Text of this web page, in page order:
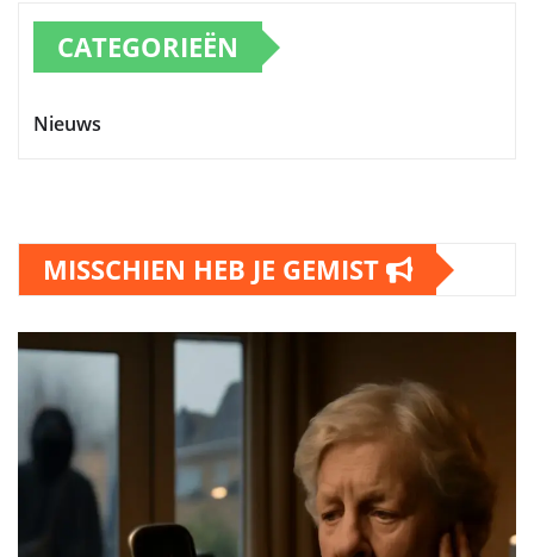
CATEGORIEËN
Nieuws
MISSCHIEN HEB JE GEMIST